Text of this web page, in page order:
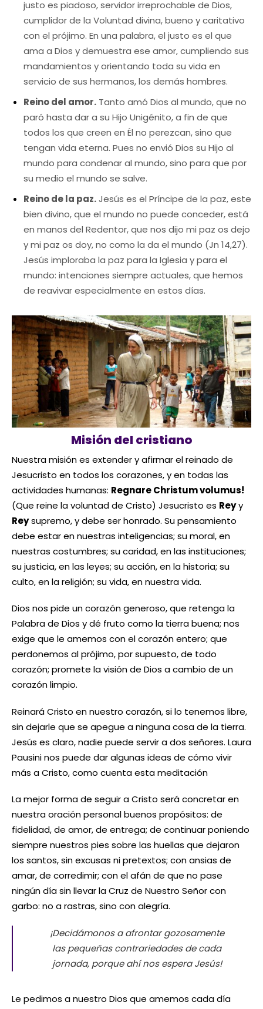
justo es piadoso, servidor irreprochable de Dios,
cumplidor de la Voluntad divina, bueno y caritativo
con el prójimo. En una palabra, el justo es el que
ama a Dios y demuestra ese amor, cumpliendo sus
mandamientos y orientando toda su vida en
servicio de sus hermanos, los demás hombres.
Reino del amor.Tanto amó Dios al mundo, que no
paró hasta dar a su Hijo Unigénito, a fin de que
todos los que creen en Él no perezcan, sino que
tengan vida eterna. Pues no envió Dios su Hijo al
mundo para condenar al mundo, sino para que por
su medio el mundo se salve.
Reino de la paz.Jesús es el Príncipe de la paz, este
bien divino, que el mundo no puede conceder, está
en manos del Redentor, que nos dijo mi paz os dejo
y mi paz os doy, no como la da el mundo (Jn 14,27).
Jesús imploraba la paz para la Iglesia y para el
mundo: intenciones siempre actuales, que hemos
de reavivar especialmente en estos días.
Misión del cristiano
Nuestra misión es extender y afirmar el reinado de
Jesucristo en todos los corazones, y en todas las
actividades humanas: Regnare Christum volumus!
(Que reine la voluntad de Cristo) Jesucristo es Reyy
Reysupremo, y debe ser honrado. Su pensamiento
debe estar en nuestras inteligencias; su moral, en
nuestras costumbres; su caridad, en las instituciones;
su justicia, en las leyes; su acción, en la historia; su
culto, en la religión; su vida, en nuestra vida.
Dios nos pide un corazón generoso, que retenga la
Palabra de Dios y dé fruto como la tierra buena; nos
exige que le amemos con el corazón entero; que
perdonemos al prójimo, por supuesto, de todo
corazón; promete la visión de Dios a cambio de un
corazón limpio.
Reinará Cristo en nuestro corazón, si lo tenemos libre,
sin dejarle que se apegue a ninguna cosa de la tierra.
Jesús es claro, nadie puede servir a dos señores. Laura
Pausini nos puede dar algunas ideas de cómo vivir
más a Cristo, como cuenta esta meditación
La mejor forma de seguir a Cristo será concretar en
nuestra oración personal buenos propósitos: de
fidelidad, de amor, de entrega; de continuar poniendo
siempre nuestros pies sobre las huellas que dejaron
los santos, sin excusas ni pretextos; con ansias de
amar, de corredimir; con el afán de que no pase
ningún día sin llevar la Cruz de Nuestro Señor con
garbo: no a rastras, sino con alegría.
¡Decidámonos a afrontar gozosamente
las pequeñas contrariedades de cada
jornada, porque ahí nos espera Jesús!
Le pedimos a nuestro Dios que amemos cada día